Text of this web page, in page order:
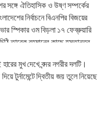
সঙ্গে ঐতিহাসিক ও উষ্ণ সম্পর্কের
নির্বাচনে বিএনপির বিজয়ের
স্পিকার ওম বিড়লা ১৭ ফেব্রুয়ারি
তারেক রহমানের কাছে হস্তান্তর
মুখ দেখে বন্দর নগরীর দলটি।
টুর্নামেন্টে দ্বিতীয় জয় তুলে নিয়েছে